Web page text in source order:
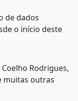
de dados
o início deste
Rodrigues,
muitas outras